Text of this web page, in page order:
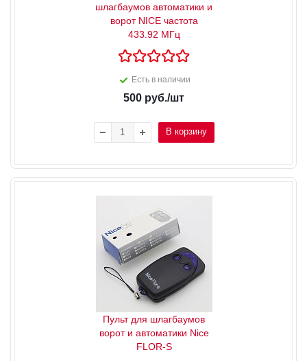
шлагбаумов автоматики и
ворот NICE частота
433.92 МГц
Есть в наличии
500 руб./шт
В корзину
Пульт для шлагбаумов
ворот и автоматики Nice
FLOR-S